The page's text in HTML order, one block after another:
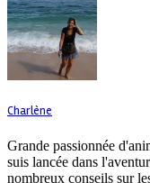
Charlène
Grande passionnée
suis lancée dans
nombreux conseils sur